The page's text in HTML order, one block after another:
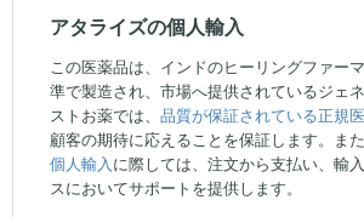
アタライズの個人輸入
この医薬品は、インドのヒーリングファー
準で製造され、市場へ提供されているジェ
ストお薬では、 品質が保証されている正規
顧客の期待に応えることを保証します。ま
個人輸入に際しては、注文から支払い、輸
スにおいてサポートを提供します。